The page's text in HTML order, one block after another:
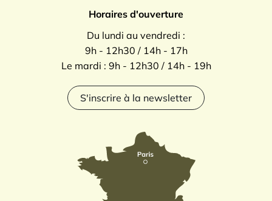
Horaires d'ouverture
Du lundi au vendredi :
9h - 12h30 / 14h - 17h
Le mardi : 9h - 12h30 / 14h - 19h
S'inscrire à la newsletter